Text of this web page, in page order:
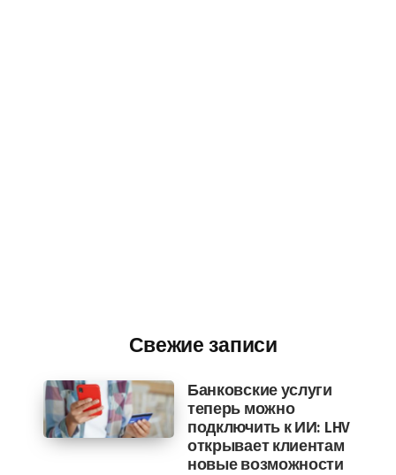
Свежие записи
Банковские услуги
теперь можно
подключить к ИИ: LHV
открывает клиентам
новые возможности